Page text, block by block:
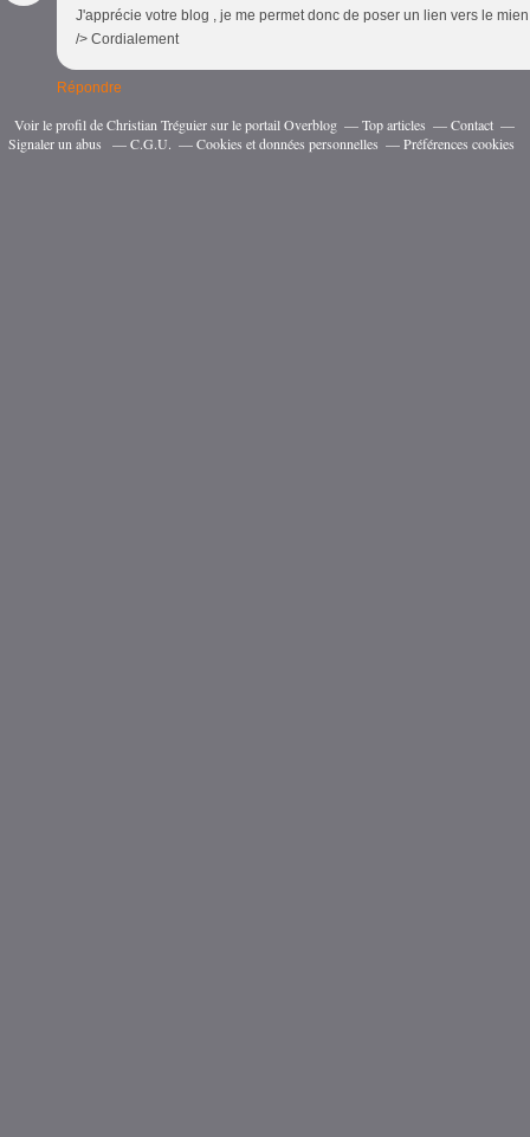
J'apprécie votre blog , je me permet donc de poser un lien vers le
/> Cordialement
Répondre
Voir le profil deChristian Tréguiersur le portail Overblog Top articles
Contact
Signaler un abus
C.G.U. Cookies et données personnelles Préférences cookies